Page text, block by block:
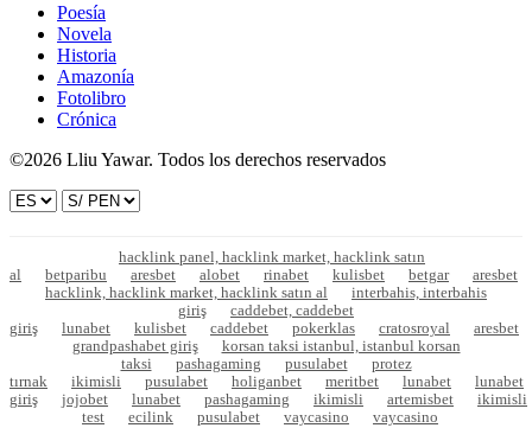
Poesía
Novela
Historia
Amazonía
Fotolibro
Crónica
©2026 Lliu Yawar. Todos los derechos reservados
hacklink panel, hacklink market, hacklink satın
al
betparibu aresbet alobet rinabet kulisbet betgar
aresbet
hacklink, hacklink market, hacklink satın al
interbahis, interbahis
giriş
caddebet, caddebet
giriş
lunabet kulisbet caddebet pokerklas cratosroyal
aresbet
grandpashabet giriş
korsan taksi istanbul, istanbul korsan
taksi
pashagaming pusulabet
protez
tırnak
ikimisli pusulabet holiganbet meritbet lunabet
lunabet
giriş
jojobet lunabet pashagaming ikimisli artemisbet
ikimisli
test
ecilink pusulabet vaycasino vaycasino